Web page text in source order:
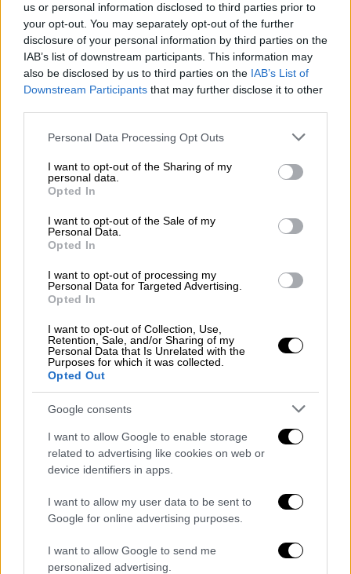
us or personal information disclosed to third parties prior to
your opt-out. You may separately opt-out of the further
disclosure of your personal information by third parties on the
IAB’s list of downstream participants. This information may
also be disclosed by us to third parties on the IAB’s List of
Downstream Participants that may further disclose it to other
Please note that this website/app uses one or more Google
not limited to your visit or usage behaviour. You may click to
grant or deny consent to Google and its third-party tags to
use your data for below specified purposes in below Google
consent section.
Personal Data Processing Opt Outs
I want to opt-out of the Sharing of my
personal data.
Opted In
I want to opt-out of the Sale of my
Personal Data.
Opted In
I want to opt-out of processing my
Personal Data for Targeted Advertising.
Opted In
I want to opt-out of Collection, Use,
Retention, Sale, and/or Sharing of my
Personal Data that Is Unrelated with the
Purposes for which it was collected.
Opted Out
Google consents
I want to allow Google to enable storage
related to advertising like cookies on web or
device identifiers in apps.
I want to allow my user data to be sent to
Google for online advertising purposes.
I want to allow Google to send me
personalized advertising.
Fashion & Design|06.07.2026 06:11
«Χημικές βόμβες»: Το 69% των ρούχων
από πλατφόρμες fast fashion περιέχουν
τοξικές χημικές ουσίες
προϊόντα ένδυσης από πλατφόρμες τύπου
Shein και Temu